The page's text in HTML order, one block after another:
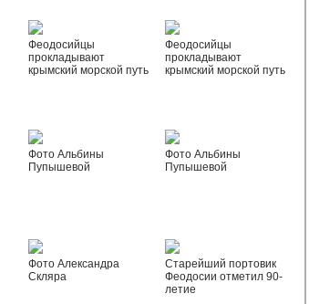
Феодосийцы
прокладывают
крымский морской путь
Феодосийцы
прокладывают
крымский морской путь
Фото Альбины
Пупышевой
Фото Альбины
Пупышевой
Фото Александра
Скляра
Старейший портовик
Феодосии отметил 90-
летие